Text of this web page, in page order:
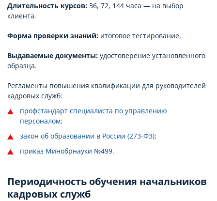
Длительность курсов: 36, 72, 144 часа — на выбор
клиента.
Форма проверки знаний: итоговое тестирование.
Выдаваемые документы: удостоверение установленного
образца.
Регламенты повышения квалификации для руководителей
кадровых служб:
профстандарт специалиста по управлению
персоналом;
закон об образовании в России (273-ФЗ);
приказ Минобрнауки №499.
Периодичность обучения начальников
кадровых служб